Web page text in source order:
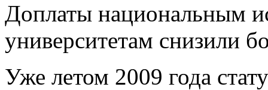
Доплаты национальным
университетам снизили
Уже летом 2009 года